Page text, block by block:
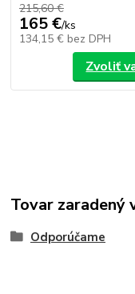
215,60 €
165 €/ks
134,15 € bez DPH
Zvoliť
Tovar zaradený
Odporúčame